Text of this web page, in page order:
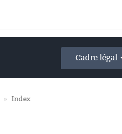
Cadre légal
Index